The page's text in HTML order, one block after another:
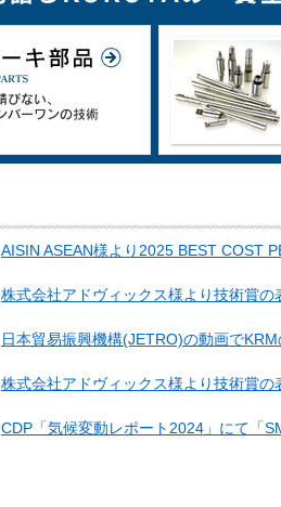
AISIN ASEAN様より2025 BEST COST
株式会社アドヴィックス様より技術賞の
日本貿易振興機構(JETRO)の動画で
株式会社アドヴィックス様より技術賞の
CDP「気候変動レポート2024」にて「